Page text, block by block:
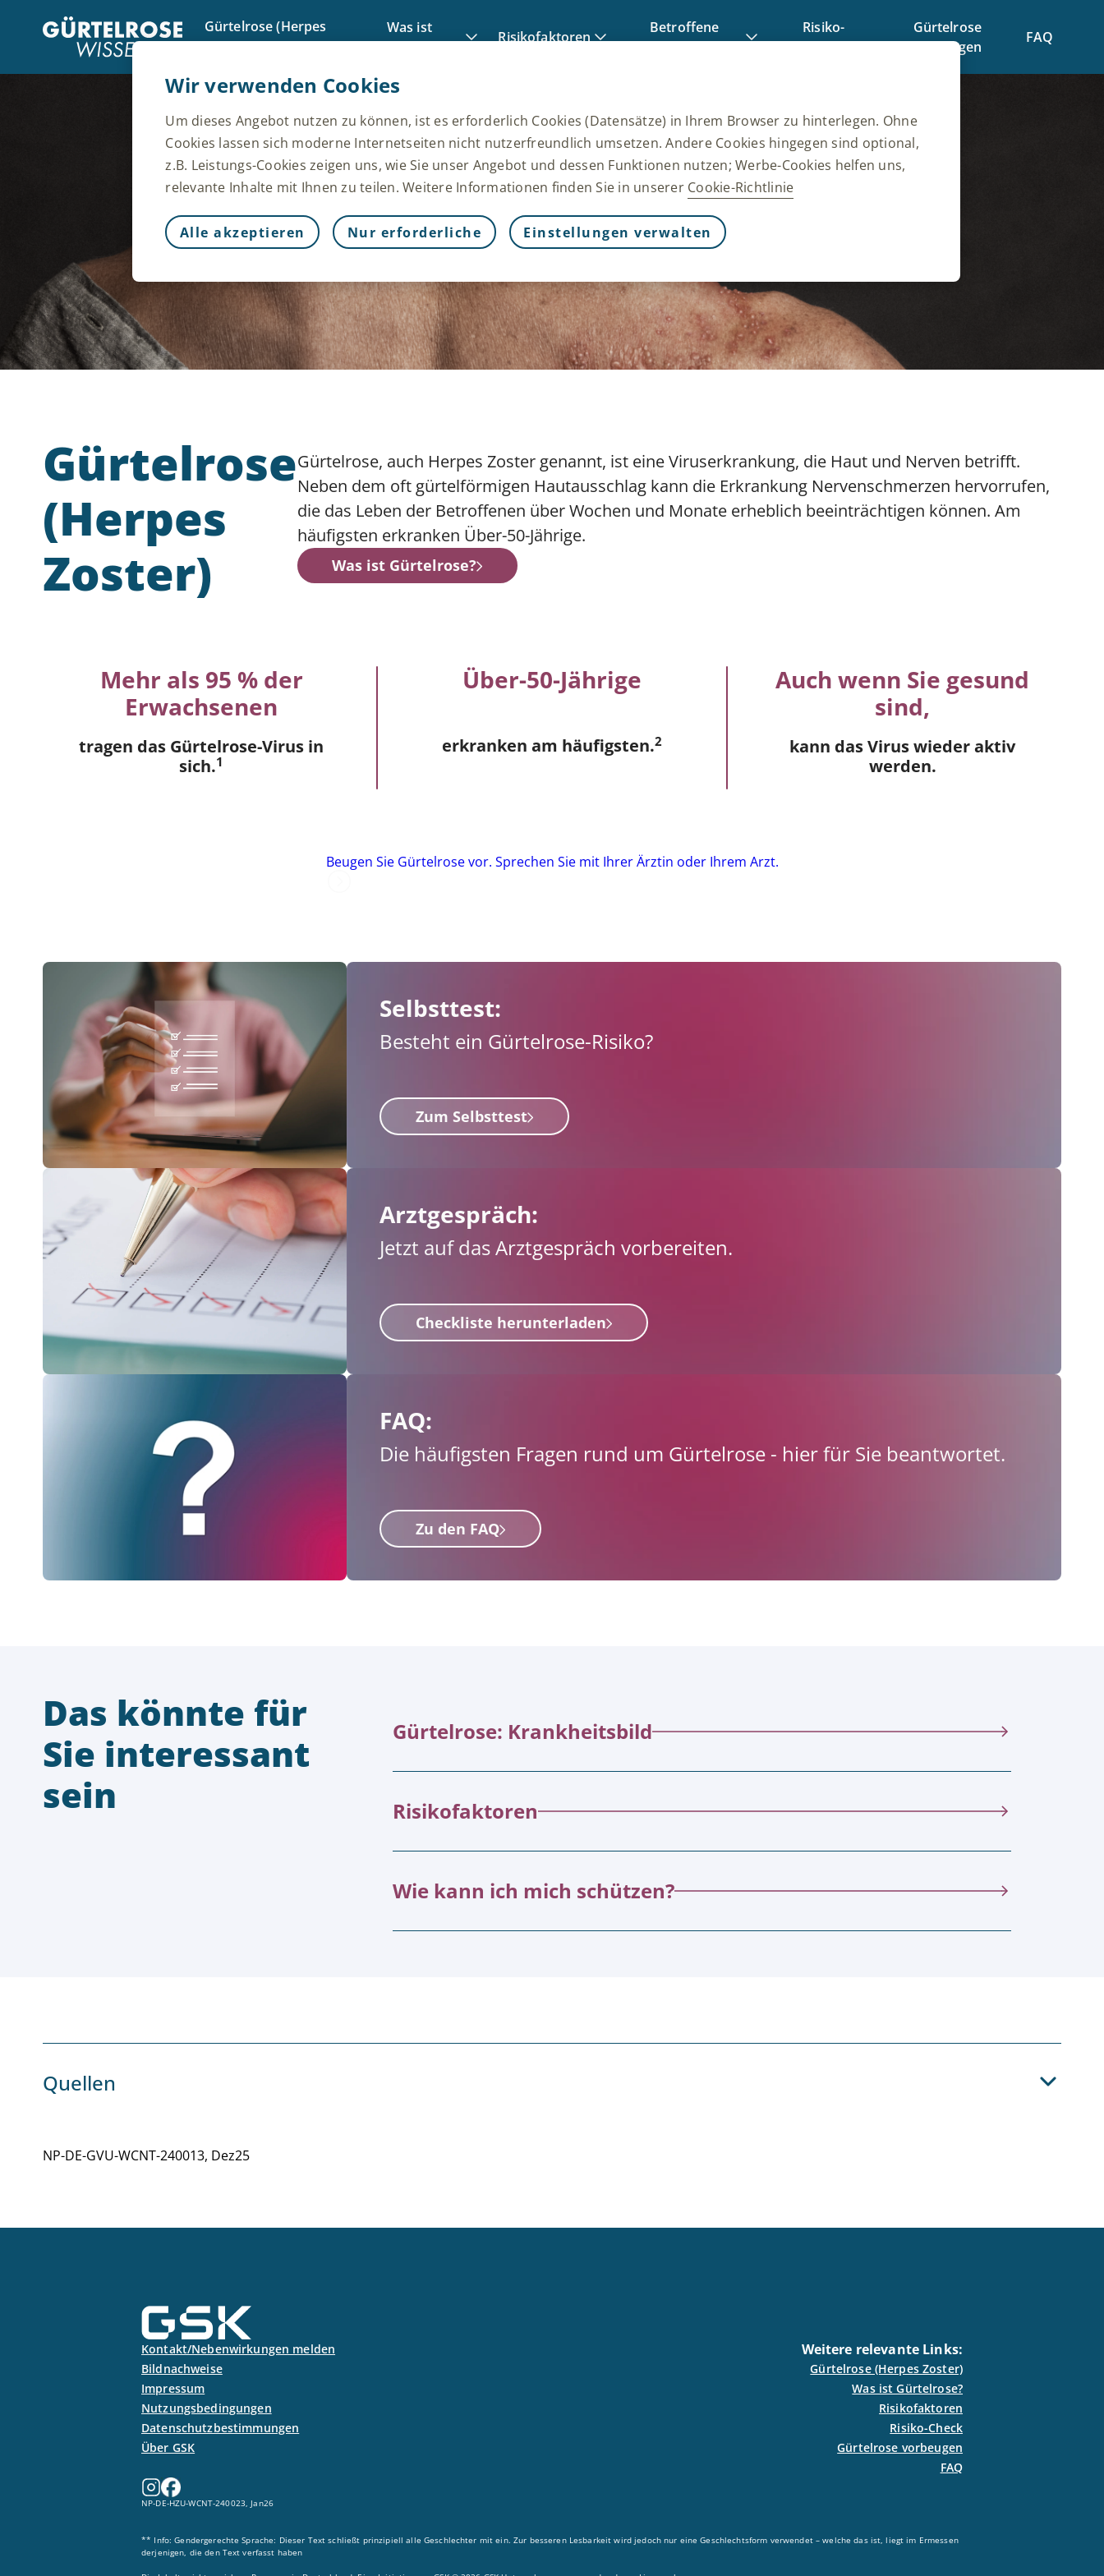
Gürtelrose (Herpes
Zoster)
Was ist
Gürtelrose?
Risikofaktoren
Betroffene
berichten
Risiko-
Selbsttest
Gürtelrose
vorbeugen
FAQ
Gürtelrose
(Herpes
Zoster)
Gürtelrose, auch Herpes Zoster genannt, ist eine Viruserkrankung, die Haut und Nerven betrifft.
Neben dem oft gürtelförmigen Hautausschlag kann die Erkrankung Nervenschmerzen hervorrufen,
die das Leben der Betroffenen über Wochen und Monate erheblich beeinträchtigen können. Am
häufigsten erkranken Über-50-Jährige.
Was ist Gürtelrose?
Mehr als 95 % der
Erwachsenen
tragen das Gürtelrose-Virus in
sich.1
Über-50-Jährige
erkranken am häufigsten.2
Auch wenn Sie gesund
sind,
kann das Virus wieder aktiv
werden.
Beugen Sie Gürtelrose vor. Sprechen Sie mit Ihrer Ärztin oder Ihrem Arzt.
Selbsttest:
Besteht ein Gürtelrose-Risiko?
Zum Selbsttest
Arztgespräch:
Jetzt auf das Arztgespräch vorbereiten.
Checkliste herunterladen
FAQ:
Die häufigsten Fragen rund um Gürtelrose - hier für Sie beantwortet.
Zu den FAQ
Das könnte für
Sie interessant
sein
Gürtelrose: Krankheitsbild
Risikofaktoren
Wie kann ich mich schützen?
Quellen
NP-DE-GVU-WCNT-240013, Dez25
Kontakt/Nebenwirkungen melden
Bildnachweise
Impressum
Nutzungsbedingungen
Datenschutzbestimmungen
Über GSK
Weitere relevante Links:
Gürtelrose (Herpes Zoster)
Was ist Gürtelrose?
Risikofaktoren
Risiko-Check
Gürtelrose vorbeugen
FAQ
NP-DE-HZU-WCNT-240023, Jan26
** Info: Gendergerechte Sprache: Dieser Text schließt prinzipiell alle Geschlechter mit ein. Zur besseren Lesbarkeit wird jedoch nur eine Geschlechtsform verwendet – welche das ist, liegt im Ermessen
derjenigen, die den Text verfasst haben
Wir verwenden Cookies
Um dieses Angebot nutzen zu können, ist es erforderlich Cookies (Datensätze) in Ihrem Browser zu hinterlegen. Ohne
Cookies lassen sich moderne Internetseiten nicht nutzerfreundlich umsetzen. Andere Cookies hingegen sind optional,
z.B. Leistungs-Cookies zeigen uns, wie Sie unser Angebot und dessen Funktionen nutzen; Werbe-Cookies helfen uns,
relevante Inhalte mit Ihnen zu teilen. Weitere Informationen finden Sie in unserer Cookie-Richtlinie
Immer aktiv Nur unbedingt erforderliche Cookies
Notwendig, damit die Website ordnungsgemäß funktioniert, z. B. um Sitzungsdaten während eines Website-Besuchs zu
speichern, Cookie- und Tag-Einstellungen zu verwalten und die Sicherheit der Website zu gewährleisten. Darüber
hinaus werden einige Cookies als Reaktion auf von Ihnen vorgenommene Aktionen gesetzt, die einer Anfrage nach
Diensten gleichkommen, wie z. B. das Festlegen Ihrer Datenschutzeinstellungen, das Anmelden oder das Ausfüllen von
Formularen. Sie können Ihren Browser so einstellen, dass er diese Cookies blockiert oder Sie darauf hinweist, aber
Werbe-Cookies ❮
Nur erforderliche Einstellungen verwalten
Alle akzeptieren